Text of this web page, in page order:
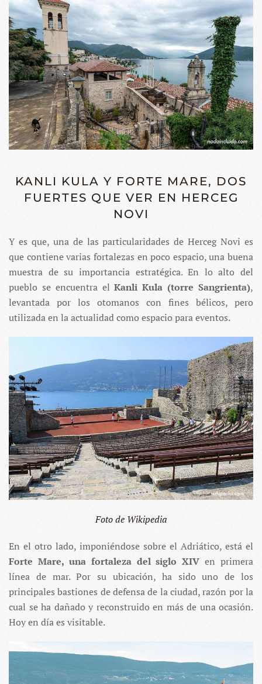
KANLI KULA Y FORTE MARE, DOS
FUERTES QUE VER EN HERCEG
NOVI
Y es que, una de las particularidades de Herceg Novi es
que contiene varias fortalezas en poco espacio, una buena
muestra de su importancia estratégica. En lo alto del
pueblo se encuentra el Kanli Kula (torre Sangrienta),
levantada por los otomanos con fines bélicos, pero
utilizada en la actualidad como espacio para eventos.
Foto de Wikipedia
En el otro lado, imponiéndose sobre el Adriático, está el
Forte Mare, una fortaleza del siglo XIV en primera
línea de mar. Por su ubicación, ha sido uno de los
principales bastiones de defensa de la ciudad, razón por la
cual se ha dañado y reconstruido en más de una ocasión.
Hoy en día es visitable.